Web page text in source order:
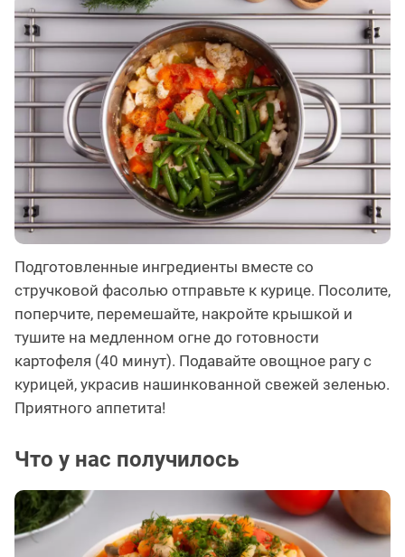
Подготовленные ингредиенты вместе со
стручковой фасолью отправьте к курице. Посолите,
поперчите, перемешайте, накройте крышкой и
тушите на медленном огне до готовности
картофеля (40 минут). Подавайте овощное рагу с
курицей, украсив нашинкованной свежей зеленью.
Приятного аппетита!
Что у нас получилось